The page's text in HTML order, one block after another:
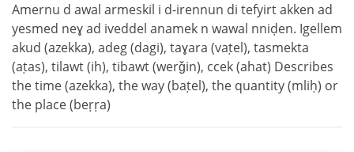
Amernu d awal armeskil i d-irennun di tefyirt akken ad
yesmed neɣ ad iveddel anamek n wawal nniḍen. Igellem
akud (azekka), adeg (dagi), taɣara (vaṭel), tasmekta
(aṭas), tilawt (ih), tibawt (werǧin), ccek (ahat) Describes
the time (azekka), the way (baṭel), the quantity (mliḥ) or
the place (beṛṛa)